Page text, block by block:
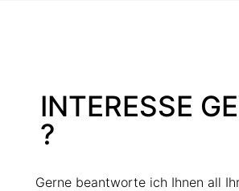
INTERESSE
?
Gerne beantworte ich Ihnen all